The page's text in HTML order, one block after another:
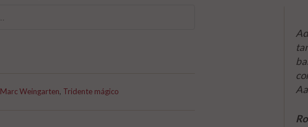
Marc Weingarten, Tridente mágico